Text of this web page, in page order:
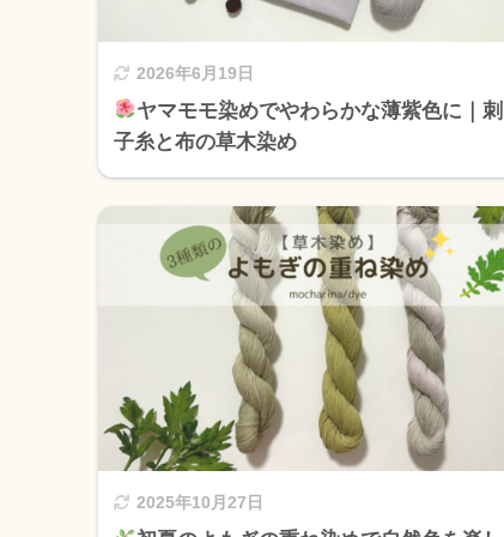
2026年6月19日
ヤマモモ染めでやわらかな薄紫色に｜
子糸と布の草木染め
2025年10月27日